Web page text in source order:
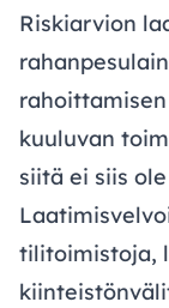
Riskiarvion
kuuluvan
siitä ei siis
tilitoimistoja,